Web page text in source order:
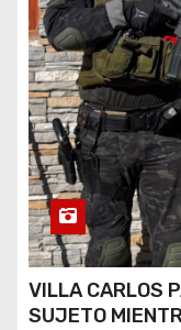
VILLA CARLOS
SUJETO